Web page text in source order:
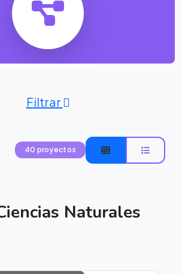
Filtrar
40 proyectos
Naturales